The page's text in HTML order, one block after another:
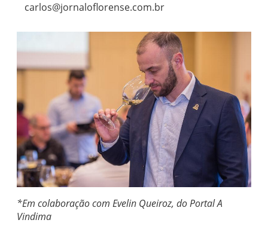
carlos@jornaloflorense.com.br
*Em colaboração com Evelin Queiroz, do Portal A
Vindima